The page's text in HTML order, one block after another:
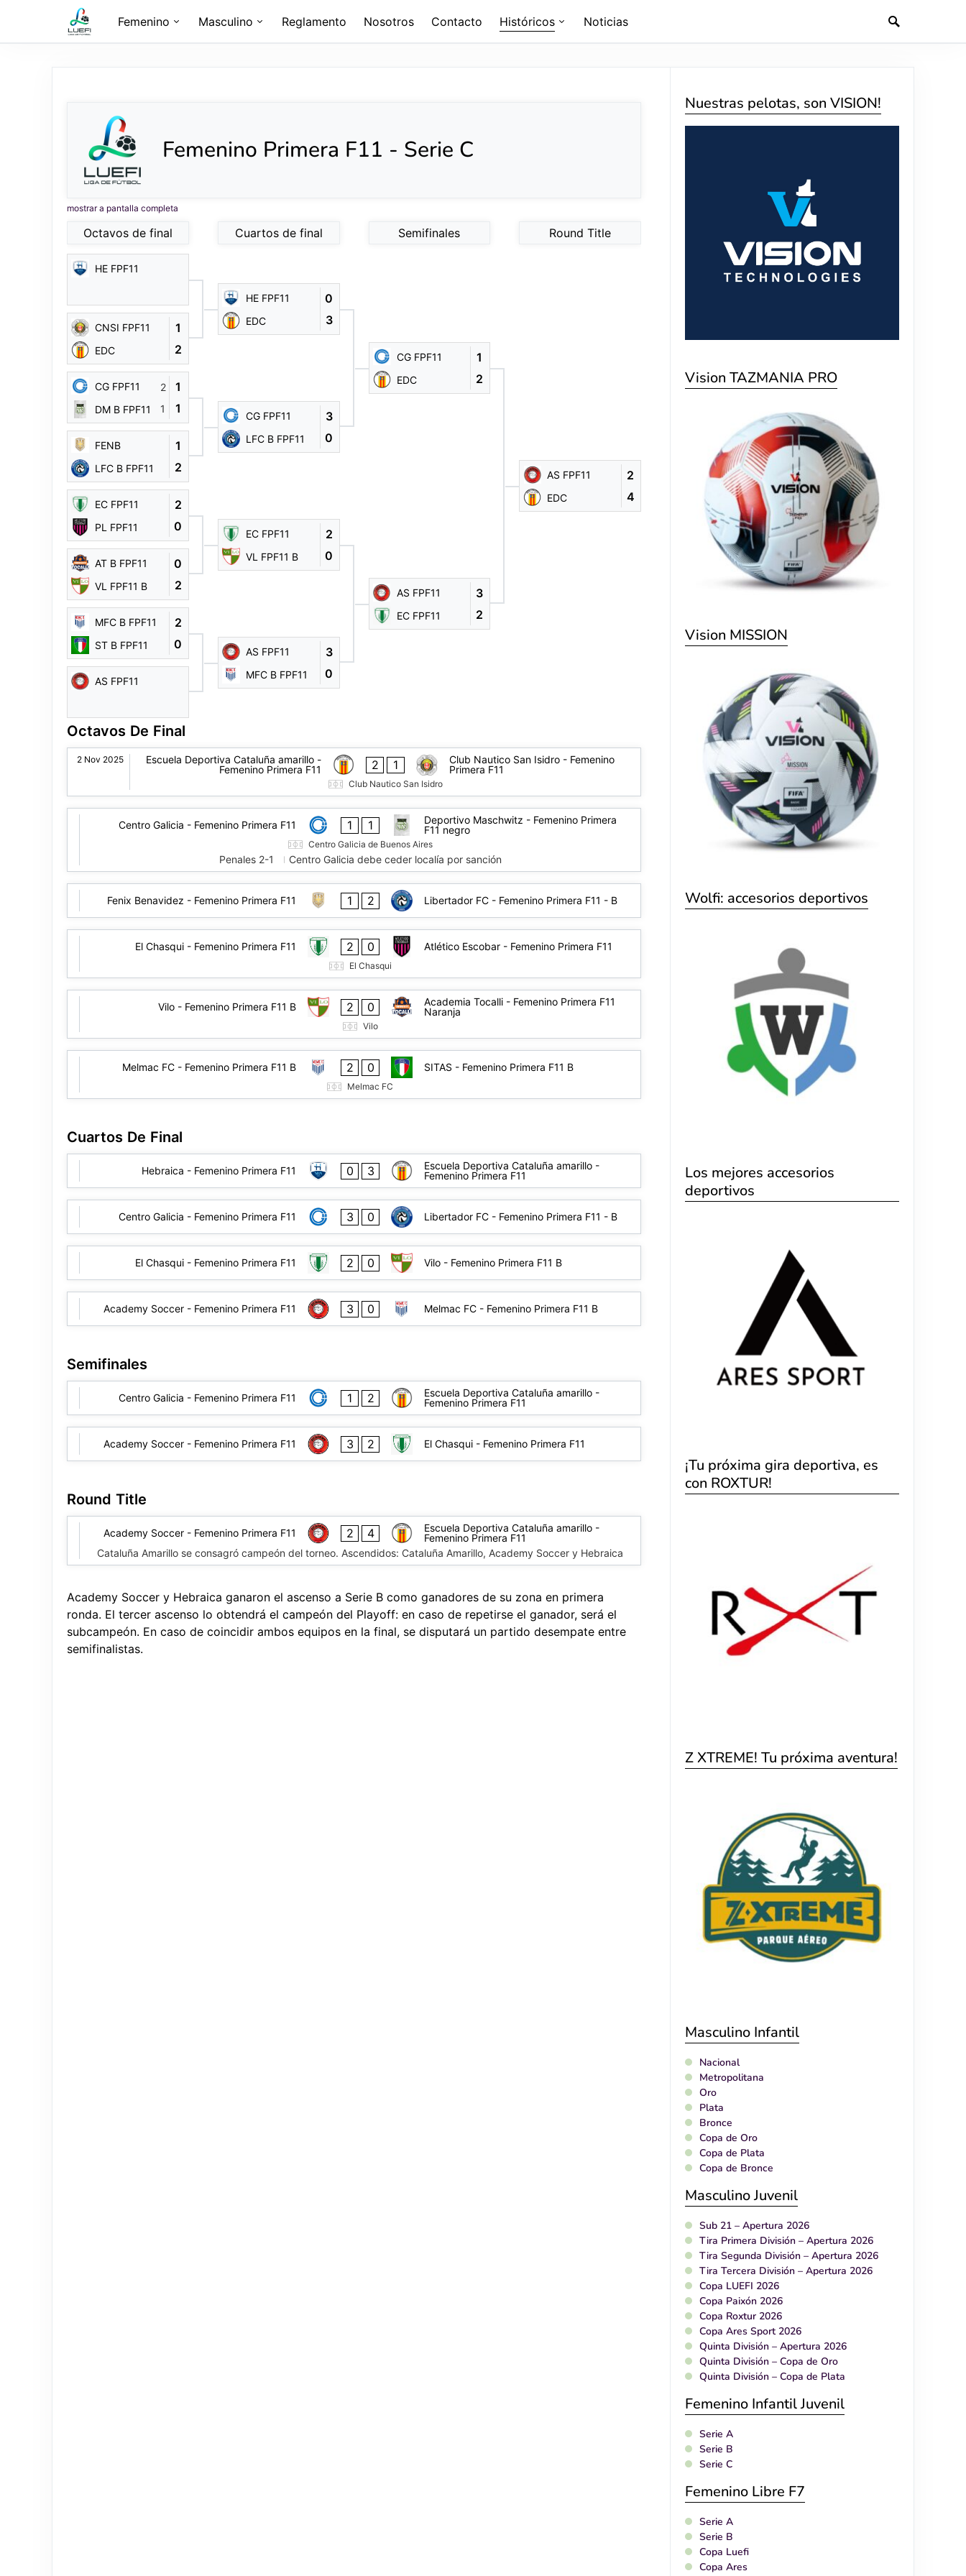
Femenino Masculino Reglamento Nosotros Contacto Históricos Noticias
Femenino Primera F11 - Serie C
mostrar a pantalla completa
Octavos de final
HE FPF11
CNSI FPF11
EDC
1
2
CG FPF11
DM B FPF11
2
1
1
1
FENB
LFC B FPF11
1
2
EC FPF11
PL FPF11
2
0
AT B FPF11
VL FPF11 B
0
2
MFC B FPF11
ST B FPF11
2
0
AS FPF11
Cuartos de final
HE FPF11
EDC
0
3
CG FPF11
LFC B FPF11
3
0
EC FPF11
VL FPF11 B
2
0
AS FPF11
MFC B FPF11
3
0
Semifinales
CG FPF11
EDC
1
2
AS FPF11
EC FPF11
3
2
Round Title
AS FPF11
EDC
2
4
Octavos De Final
2 Nov 2025
Escuela Deportiva Cataluña amarillo -
Femenino Primera F11
2 1
Club Nautico San Isidro - Femenino
Primera F11
Club Nautico San Isidro
Centro Galicia - Femenino Primera F11 1 1
Deportivo Maschwitz - Femenino Primera
F11 negro
Centro Galicia de Buenos Aires
Penales 2-1 Centro Galicia debe ceder localía por sanción
Fenix Benavidez - Femenino Primera F11 1 2 Libertador FC - Femenino Primera F11 - B
El Chasqui - Femenino Primera F11 2 0 Atlético Escobar - Femenino Primera F11
El Chasqui
Vilo - Femenino Primera F11 B 2 0
Academia Tocalli - Femenino Primera F11
Naranja
Vilo
Melmac FC - Femenino Primera F11 B 2 0 SITAS - Femenino Primera F11 B
Melmac FC
Cuartos De Final
Hebraica - Femenino Primera F11 0 3
Escuela Deportiva Cataluña amarillo -
Femenino Primera F11
Centro Galicia - Femenino Primera F11 3 0 Libertador FC - Femenino Primera F11 - B
El Chasqui - Femenino Primera F11 2 0 Vilo - Femenino Primera F11 B
Academy Soccer - Femenino Primera F11 3 0 Melmac FC - Femenino Primera F11 B
Semifinales
Centro Galicia - Femenino Primera F11 1 2
Escuela Deportiva Cataluña amarillo -
Femenino Primera F11
Academy Soccer - Femenino Primera F11 3 2 El Chasqui - Femenino Primera F11
Round Title
Academy Soccer - Femenino Primera F11 2 4
Escuela Deportiva Cataluña amarillo -
Femenino Primera F11
Cataluña Amarillo se consagró campeón del torneo. Ascendidos: Cataluña Amarillo, Academy Soccer y Hebraica
Academy Soccer y Hebraica ganaron el ascenso a Serie B como ganadores de su zona en primera
ronda. El tercer ascenso lo obtendrá el campeón del Playoff: en caso de repetirse el ganador, será el
subcampeón. En caso de coincidir ambos equipos en la final, se disputará un partido desempate entre
semifinalistas.
Nuestras pelotas, son VISION!
Vision TAZMANIA PRO
Vision MISSION
Wolfi: accesorios deportivos
Los mejores accesorios
deportivos
¡Tu próxima gira deportiva, es
con ROXTUR!
Z XTREME! Tu próxima aventura!
Masculino Infantil
Nacional
Metropolitana
Oro
Plata
Bronce
Copa de Oro
Copa de Plata
Copa de Bronce
Masculino Juvenil
Sub 21 – Apertura 2026
Tira Primera División – Apertura 2026
Tira Segunda División – Apertura 2026
Tira Tercera División – Apertura 2026
Copa LUEFI 2026
Copa Paixón 2026
Copa Roxtur 2026
Copa Ares Sport 2026
Quinta División – Apertura 2026
Quinta División – Copa de Oro
Quinta División – Copa de Plata
Femenino Infantil Juvenil
Serie A
Serie B
Serie C
Femenino Libre F7
Serie A
Serie B
Copa Luefi
Copa Ares